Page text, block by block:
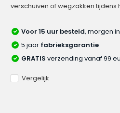
verschuiven of wegzakken tijdens
Voor 15 uur besteld, morgen
5 jaar fabrieksgarantie
GRATIS verzending vanaf 99
Vergelijk